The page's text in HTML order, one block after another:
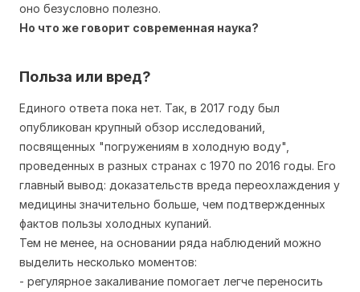
оно безусловно полезно.
Но что же говорит современная наука?
Польза или вред?
Единого ответа пока нет. Так, в 2017 году был
опубликован крупный обзор исследований,
посвященных "погружениям в холодную воду",
проведенных в разных странах с 1970 по 2016 годы. Его
главный вывод: доказательств вреда переохлаждения у
медицины значительно больше, чем подтвержденных
фактов пользы холодных купаний.
Тем не менее, на основании ряда наблюдений можно
выделить несколько моментов:
- регулярное закаливание помогает легче переносить